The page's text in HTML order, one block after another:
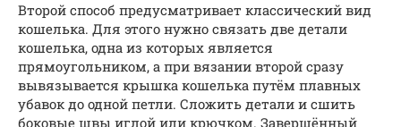
Второй способ предусматривает классический вид
кошелька. Для этого нужно связать две детали
кошелька, одна из которых является
прямоугольником, а при вязании второй сразу
вывязывается крышка кошелька путём плавных
убавок до одной петли. Сложить детали и сшить
боковые швы иглой или крючком. Завершённый